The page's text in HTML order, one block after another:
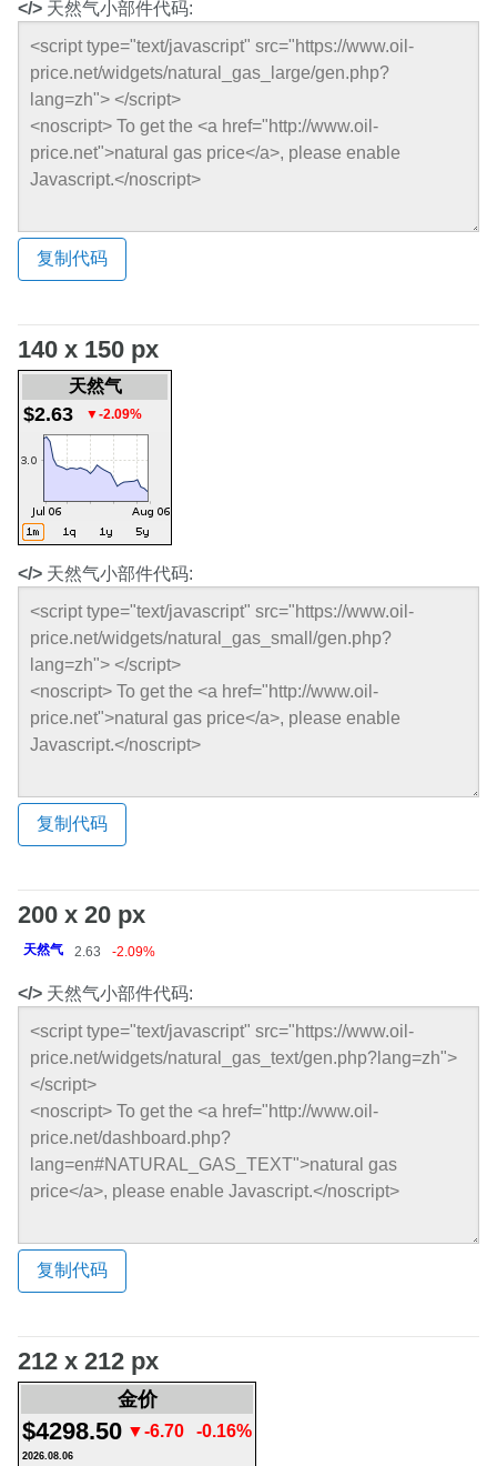
</> 天然气小部件代码:
复制代码
140 x 150 px
天然气
$2.63 ▼-2.09%
</> 天然气小部件代码:
复制代码
200 x 20 px
天然气 2.63 -2.09%
</> 天然气小部件代码:
复制代码
212 x 212 px
金价
$4298.50 ▼-6.70 -0.16%
2026.08.06